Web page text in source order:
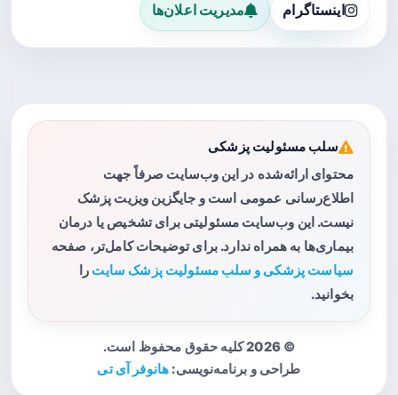
اینستاگرام مدیریت اعلان‌ها
سلب مسئولیت پزشکی
محتوای ارائه‌شده در این وب‌سایت صرفاً جهت
اطلاع‌رسانی عمومی است و جایگزین ویزیت پزشک
نیست. این وب‌سایت مسئولیتی برای تشخیص یا درمان
بیماری‌ها به همراه ندارد. برای توضیحات کامل‌تر، صفحه
سیاست پزشکی و سلب مسئولیت پزشک سایت را
بخوانید.
© 2026 کلیه حقوق محفوظ است.
طراحی و برنامه‌نویسی: هانوفر آی تی